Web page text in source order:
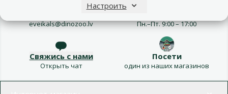
Настроить
eveikals@dinozoo.lv Пн.–Пт. 9:00 – 17:00
Свяжись с нами
Открыть чат
Посети
один из наших магазинов